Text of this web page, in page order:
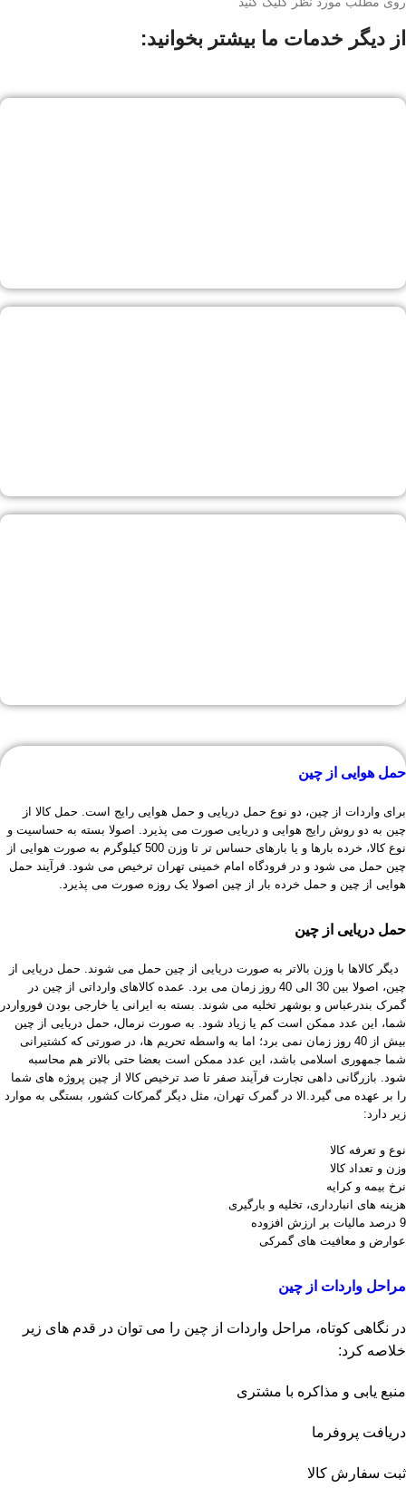
از دیگر خدمات ما بیشتر بخوانید:
حمل هوایی از چین
برای واردات از چین، دو نوع حمل دریایی و حمل هوایی رایج است. حمل کالا از
چین به دو روش رایج هوایی و دریایی صورت می پذیرد. اصولا بسته به حساسیت و
نوع کالا، خرده بارها و یا بارهای حساس تر تا وزن 500 کیلوگرم به صورت هوایی از
چین حمل می شود و در فرودگاه امام خمینی تهران ترخیص می شود. فرآیند حمل
هوایی از چین و حمل خرده بار از چین اصولا یک روزه صورت می پذیرد.
حمل دریایی از چین
دیگر کالاها با وزن بالاتر به صورت دریایی از چین حمل می شوند. حمل دریایی از
چین، اصولا بین 30 الی 40 روز زمان می برد. عمده کالاهای وارداتی از چین در
گمرک بندرعباس و بوشهر تخلیه می شوند. بسته به ایرانی یا خارجی بودن فورواردر
شما، این عدد ممکن است کم یا زیاد شود. به صورت نرمال، حمل دریایی از چین
بیش از 40 روز زمان نمی برد؛ اما به واسطه تحریم ها، در صورتی که کشتیرانی
شما جمهوری اسلامی باشد، این عدد ممکن است بعضا حتی بالاتر هم محاسبه
شود. بازرگانی داهی تجارت فرآیند صفر تا صد ترخیص کالا از چین پروژه های شما
را بر عهده می گیرد.الا در گمرک تهران، مثل دیگر گمرکات کشور، بستگی به موارد
زیر دارد:
نوع و تعرفه کالا
وزن و تعداد کالا
نرخ بیمه و کرایه
هزینه های انبارداری، تخلیه و بارگیری
9 درصد مالیات بر ارزش افزوده
عوارض و معافیت های گمرکی
مراحل واردات از چین
در نگاهی کوتاه، مراحل واردات از چین را می توان در قدم های زیر
خلاصه کرد:
منبع یابی و مذاکره با مشتری
دریافت پروفرما
ثبت سفارش کالا